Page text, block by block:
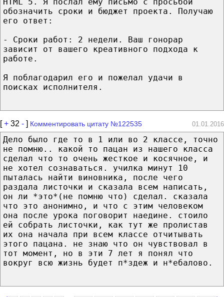
обозначить сроки и бюджет проекта. Получаю
его ответ:
- Сроки работ: 2 недели. Ваш гонорар
зависит от вашего креативного подхода к
работе.
Я поблагодарил его и пожелал удачи в
поисках исполнителя.
[+ 32 - ] Комментировать цитату №122535 01.01.2016
Дело было где то в 1 или во 2 классе, точно
не помню.. какой то пацан из нашего класса
сделал что то очень жесткое и косячное, и
не хотел сознаваться. училка минут 10
пыталась найти виновника, после чего
раздала листочки и сказала всем написать,
он ли *это*(не помню что) сделал. сказала
что это анонимно, и что с этим человеком
она после урока поговорит наедине. стоило
ей собрать листочки, как тут же пролистав
их она начала при всем классе отчитывать
этого пацана. не знаю что он чувствовал в
тот момент, но в эти 7 лет я понял что
вокруг всю жизнь будет п*здеж и н*ебалово.